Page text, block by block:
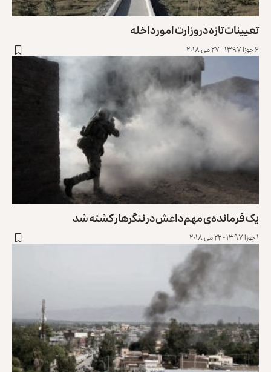
تعیینات تازه در وزارت امور داخله
۶ جوزا ۱۳۹۷ - ۲۷ می ۲۰۱۸
یک فرمانده‌ی مهم داعش در ننگرهار کشته شد
۱ جوزا ۱۳۹۷ - ۲۲ می ۲۰۱۸